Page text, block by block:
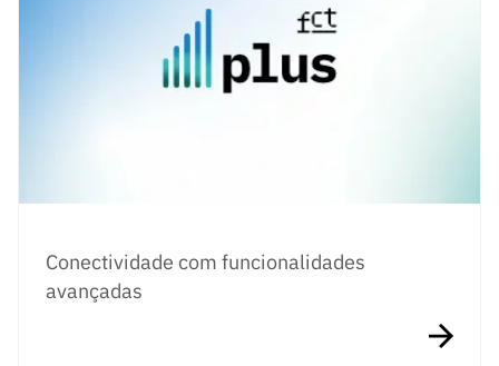
Conectividade com funcionalidades
avançadas